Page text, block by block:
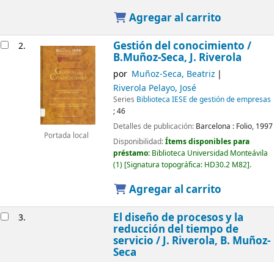
Agregar al carrito
2.
Portada local
Gestión del conocimiento /
B.Muñoz-Seca, J. Riverola
por Muñoz-Seca, Beatriz
Riverola Pelayo, José
Series Biblioteca IESE de gestión de empresas
; 46
Detalles de publicación: Barcelona : Folio, 1997
Disponibilidad:Ítems disponibles para
préstamo: Biblioteca Universidad Monteávila
(1) Signatura topográfica: HD30.2 M82 .
Agregar al carrito
3. El diseño de procesos y la
reducción del tiempo de
servicio /J. Riverola, B. Muñoz-
Seca